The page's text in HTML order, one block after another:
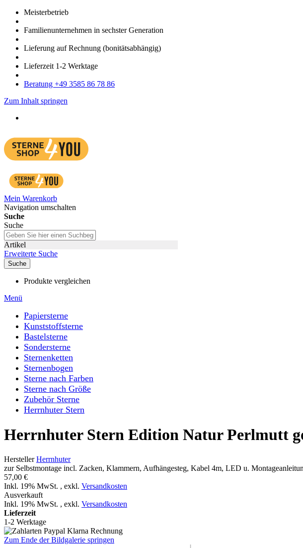
Meister­betrieb
Familien­unter­nehmen in sechster Gene­ration
Lieferung auf Rech­nung (bonitätsabhängig)
Liefer­zeit 1-2 Werk­tage
Bera­tung +49 3585 86 78 86
Zum Inhalt springen
Mein Warenkorb
Navigation umschalten
Suche
Suche
Artikel
Erweiterte Suche
Suche
Produkte vergleichen
Menü
Papiersterne
Kunststoffsterne
Bastelsterne
Sondersterne
Sternenketten
Sternenbogen
Sterne nach Farben
Sterne nach Größe
Zubehör Sterne
Herrnhuter Stern
Herrnhuter Stern Edition Natur Perlmutt
HerstellerHerrnhuter
zur Selbstmontage incl. Zacken, Klammern, Aufhängesteg, Kabel 4m, LED u.
57,00 €
Inkl. 19% MwSt. , exkl. Versandkosten
Ausverkauft
Inkl. 19% MwSt. , exkl. Versandkosten
Lieferzeit
1-2 Werktage
Zum Ende der Bildgalerie springen